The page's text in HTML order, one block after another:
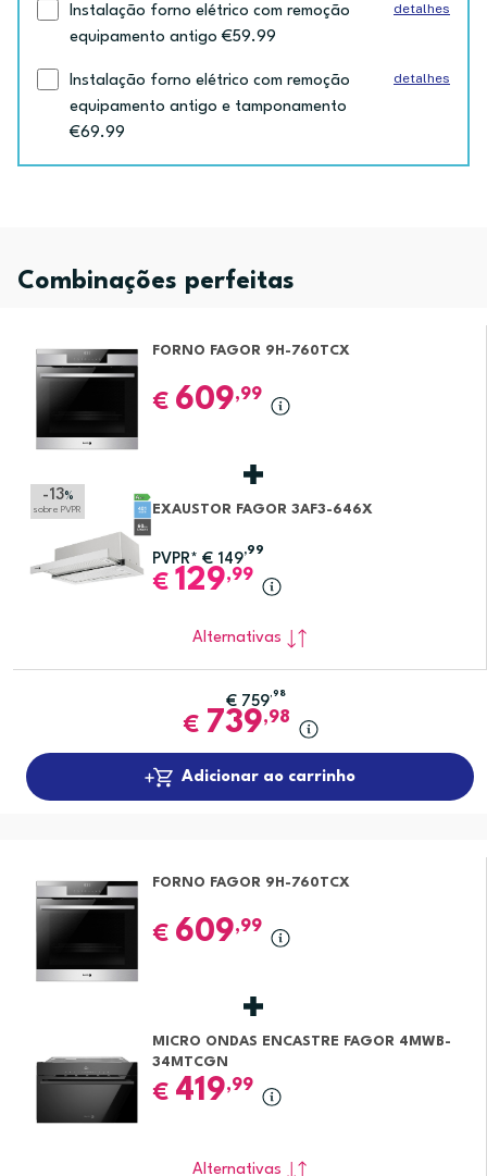
Instalação forno elétrico com remoção
equipamento antigo €59.99
detalhes
Instalação forno elétrico com remoção
equipamento antigo e tamponamento
€69.99
detalhes
Combinações perfeitas
FORNO FAGOR 9H-760TCX
€ 609,99
-13%
sobre PVPR EXAUSTOR FAGOR 3AF3-646X
PVPR* € 149
,99
€ 129,99
Alternativas
€ 759,98
€ 739,98
Adicionar ao carrinho
FORNO FAGOR 9H-760TCX
€ 609,99
MICRO ONDAS ENCASTRE FAGOR 4MWB-
34MTCGN
€ 419,99
Alternativas